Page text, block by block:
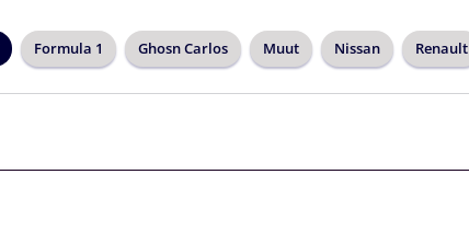
Formula 1 Ghosn Carlos Muut Nissan Renault